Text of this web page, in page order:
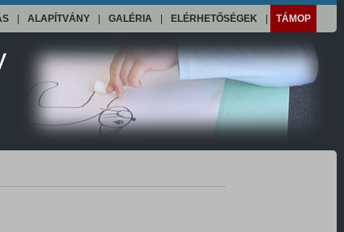
ALAPÍTVÁNY GALÉRIA ELÉRHETŐSÉGEK TÁMOP